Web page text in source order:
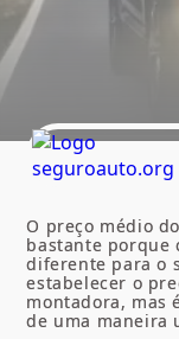
O preço médio
bastante porque
diferente para o
estabelecer o
montadora, mas
de uma maneira